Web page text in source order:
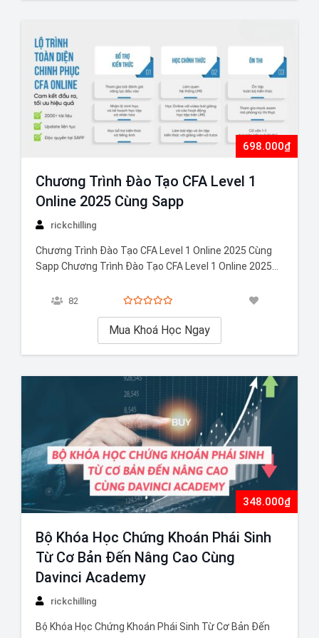
698.000₫
Chương Trình Đào Tạo CFA Level 1
Online 2025 Cùng Sapp
rickchilling
Chương Trình Đào Tạo CFA Level 1 Online 2025 Cùng
Sapp Chương Trình Đào Tạo CFA Level 1 Online 2025
trình học cá nhân hóa. Đội ngũ giảng viên chuyên gia,
82
Mua Khoá Học Ngay
348.000₫
Bộ Khóa Học Chứng Khoán Phái Sinh
Từ Cơ Bản Đến Nâng Cao Cùng
Davinci Academy
rickchilling
Bộ Khóa Học Chứng Khoán Phái Sinh Từ Cơ Bản Đến